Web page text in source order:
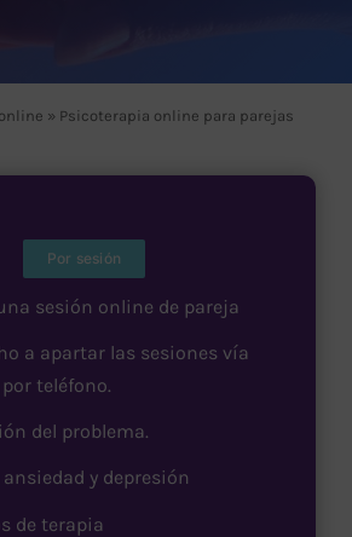
» Psicoterapia online para parejas
Por sesión
sesión online de pareja
a apartar las sesiones vía
teléfono.
del problema.
ansiedad y depresión
de terapia